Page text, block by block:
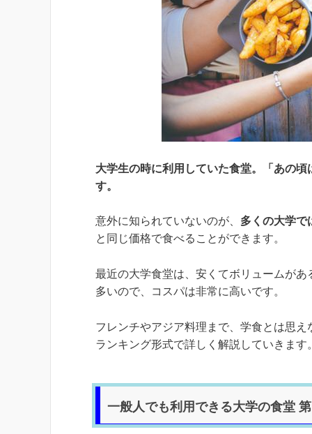
大学生の時に利用していた食堂。「あの
す。
意外に知られていないのが、 多くの大学で
と同じ価格で食べることができます。
最近の大学食堂は、安くてボリュームが
多いので、コスパは非常に高いです。
フレンチやアジア料理まで、学食とは思
ランキング形式で詳しく解説していきます
一般人でも利用できる大学の食堂